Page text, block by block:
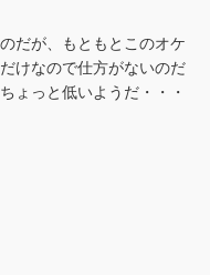
だが、もともとこのオケ
けなので仕方がないのだ
ょっと低いようだ・・・